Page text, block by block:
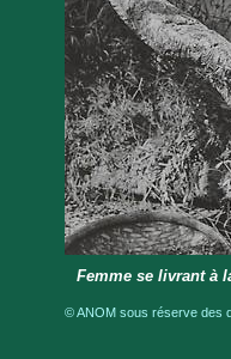
Femme se livrant à
© ANOM sous réserve des